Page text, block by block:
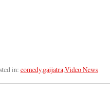
in: comedy,gaijatra,Video News